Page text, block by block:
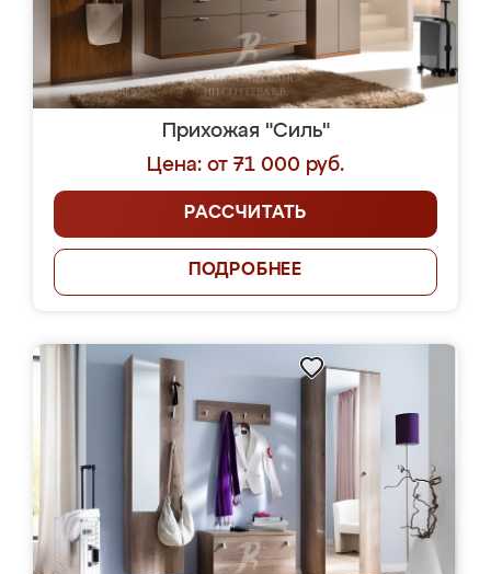
Прихожая "Силь"
Цена: от 71 000 руб.
РАССЧИТАТЬ
ПОДРОБНЕЕ